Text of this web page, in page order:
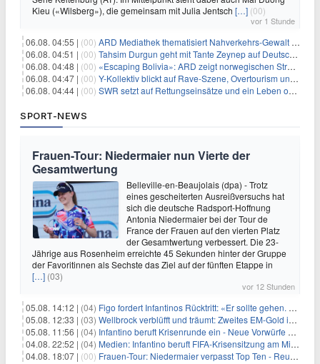
Kieu («Wilsberg»), die gemeinsam mit Julia Jentsch […] (00)
vor 1 Stunde
06.08. 04:55 | (00) ARD Mediathek thematisiert Nahverkehrs-Gewalt und Soldatinnen
06.08. 04:51 | (00) Tahsim Durgun geht mit Tante Zeynep auf Deutschlandreise
06.08. 04:48 | (00) «Escaping Bolivia»: ARD zeigt norwegischen Streaminghit
06.08. 04:47 | (00) Y-Kollektiv blickt auf Rave-Szene, Overtourism und Pokémon-Kult
06.08. 04:44 | (00) SWR setzt auf Rettungseinsätze und ein Leben ohne Smartphone
SPORT-NEWS
Frauen-Tour: Niedermaier nun Vierte der
Gesamtwertung
Belleville-en-Beaujolais (dpa) - Trotz
eines gescheiterten Ausreißversuchs hat
sich die deutsche Radsport-Hoffnung
Antonia Niedermaier bei der Tour de
France der Frauen auf den vierten Platz
der Gesamtwertung verbessert. Die 23-
Jährige aus Rosenheim erreichte 45 Sekunden hinter der Gruppe
der Favoritinnen als Sechste das Ziel auf der fünften Etappe in
[…] (03)
vor 12 Stunden
05.08. 14:12 | (04) Figo fordert Infantinos Rücktritt: «Er sollte gehen. Jetzt»
05.08. 12:33 | (03) Wellbrock verblüfft und träumt: Zweites EM-Gold in Paris
05.08. 11:56 | (04) Infantino beruft Krisenrunde ein - Neue Vorwürfe gegen FIFA
04.08. 22:52 | (04) Medien: Infantino beruft FIFA-Krisensitzung am Mittwoch ein
04.08. 18:07 | (00) Frauen-Tour: Niedermaier verpasst Top Ten - Reusser siegt